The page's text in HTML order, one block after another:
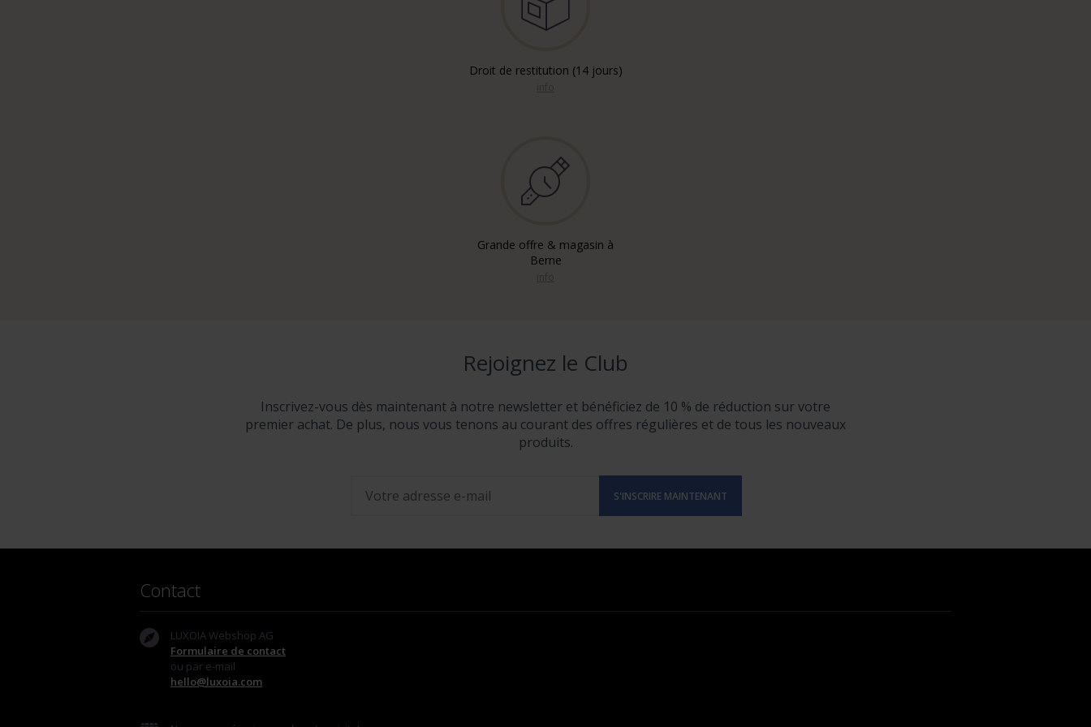
Droit de restitution (14 jours)
Grande offre & magasin à
Berne
Rejoignez le Club
Inscrivez-vous dès maintenant à notre newsletter et bénéficiez de 10 % de réduction sur votre
premier achat. De plus, nous vous tenons au courant des offres régulières et de tous les nouveaux
produits.
Contact
LUXOIA Webshop AG
Formulaire de contact
ou par e-mail
hello@luxoia.com